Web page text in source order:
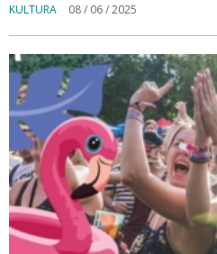
KULTURA 08 / 06 / 2025